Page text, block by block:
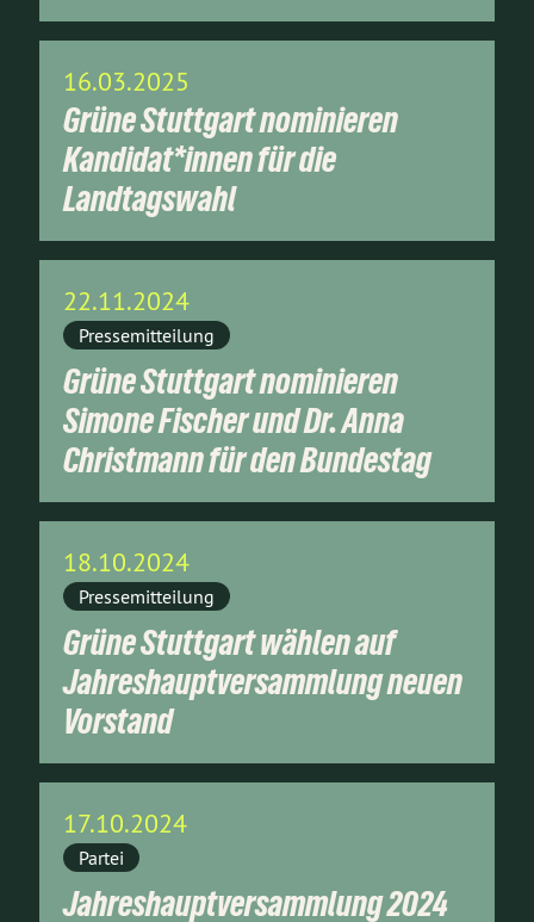
16.03.2025
Grüne Stuttgart nominieren
Kandidat*innen für die
Landtagswahl
22.11.2024
Pressemitteilung
Grüne Stuttgart nominieren
Simone Fischer und Dr. Anna
Christmann für den Bundestag
18.10.2024
Pressemitteilung
Grüne Stuttgart wählen auf
Jahreshauptversammlung neuen
Vorstand
17.10.2024
Partei
Jahreshauptversammlung 2024